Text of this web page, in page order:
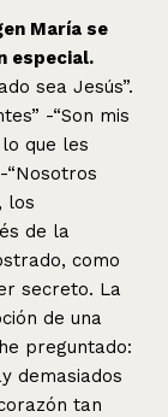
María se
especial.
sea Jesús”.
-“Son mis
que les
los
de la
como
secreto. La
de una
preguntado:
demasiados
tan